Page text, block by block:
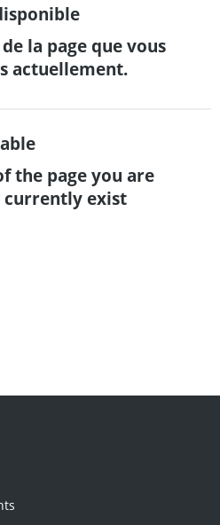
la page que vous
actuellement.
the page you are
currently exist